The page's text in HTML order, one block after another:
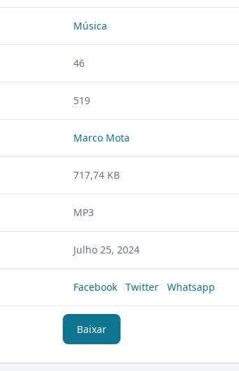
Música
46
519
Marco Mota
717,74 KB
MP3
Julho 25, 2024
Facebook Twitter Whatsapp
Baixar